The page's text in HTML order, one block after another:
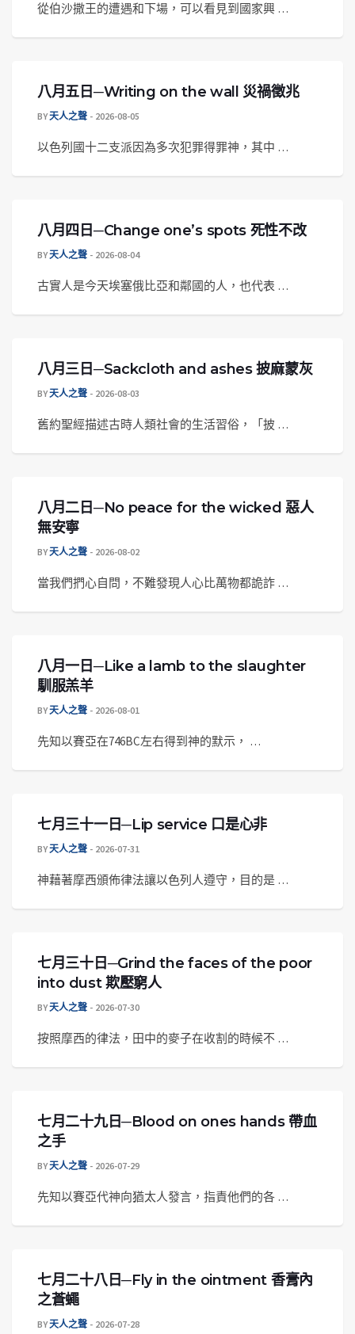
從伯沙撒王的遭遇和下場，可以看見到國家興 …
八月五日─Writing on the wall 災禍徵兆
BY天人之聲 2026-08-05
以色列國十二支派因為多次犯罪得罪神，其中 …
八月四日─Change one’s spots 死性不改
BY天人之聲 2026-08-04
古實人是今天埃塞俄比亞和鄰國的人，也代表 …
八月三日─Sackcloth and ashes 披麻蒙灰
BY天人之聲 2026-08-03
舊約聖經描述古時人類社會的生活習俗，「披 …
八月二日─No peace for the wicked 惡人
無安寧
BY天人之聲 2026-08-02
當我們捫心自問，不難發現人心比萬物都詭詐 …
八月一日─Like a lamb to the slaughter
馴服羔羊
BY天人之聲 2026-08-01
先知以賽亞在746BC左右得到神的默示， …
七月三十一日─Lip service 口是心非
BY天人之聲 2026-07-31
神藉著摩西頒佈律法讓以色列人遵守，目的是 …
七月三十日─Grind the faces of the poor
into dust 欺壓窮人
BY天人之聲 2026-07-30
按照摩西的律法，田中的麥子在收割的時候不 …
七月二十九日─Blood on ones hands 帶血
之手
BY天人之聲 2026-07-29
先知以賽亞代神向猶太人發言，指責他們的各 …
七月二十八日─Fly in the ointment 香膏內
之蒼蠅
BY天人之聲 2026-07-28